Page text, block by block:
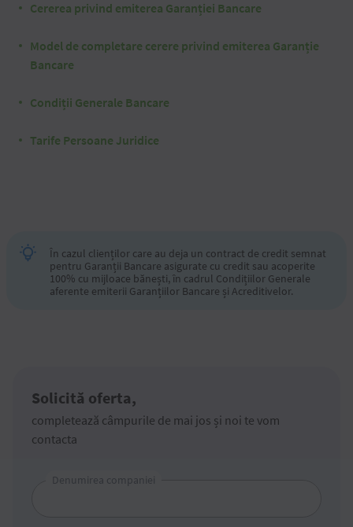
Cererea privind emiterea Garanției Bancare
Model de completare cerere privind emiterea Garanție
Bancare
Condiții Generale Bancare
Tarife Persoane Juridice
În cazul clienților care au deja un contract de credit semnat
pentru Garanții Bancare asigurate cu credit sau acoperite
100% cu mijloace bănești, în cadrul Condițiilor Generale
aferente emiterii Garanțiilor Bancare și Acreditivelor.
Solicită oferta,
completează câmpurile de mai jos și noi te vom
contacta
Denumirea companiei